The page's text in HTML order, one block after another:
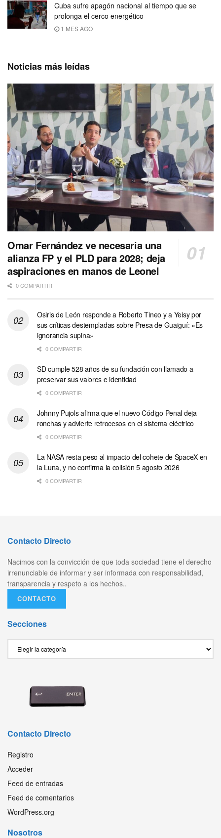
Cuba sufre apagón nacional al tiempo que se
prolonga el cerco energético
1 MES AGO
Noticias más leídas
Omar Fernández ve necesaria una
alianza FP y el PLD para 2028; deja
aspiraciones en manos de Leonel
0 COMPARTIR
Osiris de León responde a Roberto Tineo y a Yeisy por
sus críticas destempladas sobre Presa de Guaiguí: «Es
ignorancia supina»
0 COMPARTIR
SD cumple 528 años de su fundación con llamado a
preservar sus valores e identidad
0 COMPARTIR
Johnny Pujols afirma que el nuevo Código Penal deja
ronchas y advierte retrocesos en el sistema eléctrico
0 COMPARTIR
La NASA resta peso al impacto del cohete de SpaceX en
la Luna, y no confirma la colisión 5 agosto 2026
0 COMPARTIR
Contacto Directo
Nacimos con la convicción de que toda sociedad tiene el derecho
irrenunciable de informar y ser informada con responsabilidad,
transparencia y respeto a los hechos..
CONTACTO
Secciones
Contacto Directo
Registro
Acceder
Feed de entradas
Feed de comentarios
WordPress.org
Nosotros